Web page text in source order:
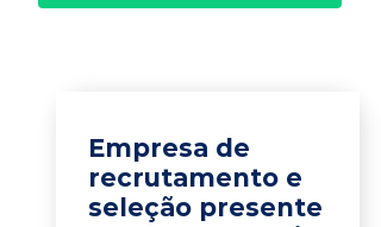
Empresa de
recrutamento e
seleção presente